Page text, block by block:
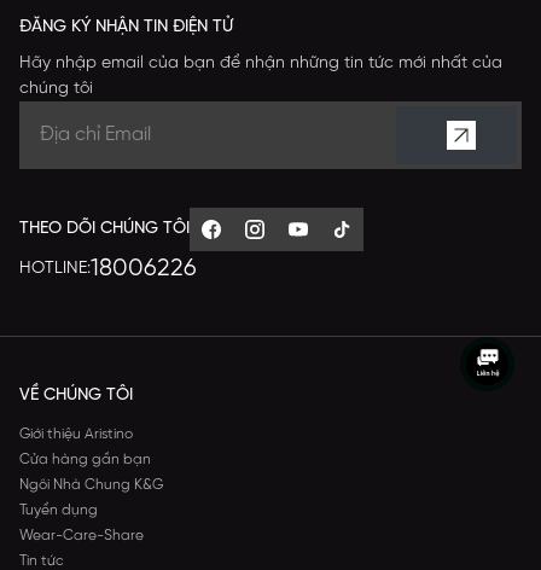
ĐĂNG KÝ NHẬN TIN ĐIỆN TỬ
Hãy nhập email của bạn để nhận những tin tức mới nhất của
chúng tôi
THEO DÕI CHÚNG TÔI
HOTLINE:18006226
VỀ CHÚNG TÔI
Giới thiệu Aristino
Cửa hàng gần bạn
Ngôi Nhà Chung K&G
Tuyển dụng
Wear-Care-Share
Tin tức